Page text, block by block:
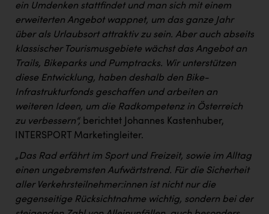
ein Umdenken stattfindet und man sich mit einem
erweiterten Angebot wappnet, um das ganze Jahr
über als Urlaubsort attraktiv zu sein. Aber auch abseits
klassischer Tourismusgebiete wächst das Angebot an
Trails, Bikeparks und Pumptracks. Wir unterstützen
diese Entwicklung, haben deshalb den Bike-
Infrastrukturfonds geschaffen und arbeiten an
weiteren Ideen, um die Radkompetenz in Österreich
zu verbessern“, berichtet Johannes Kastenhuber,
INTERSPORT Marketingleiter.
„Das Rad erfährt im Sport und Freizeit, sowie im Alltag
einen ungebremsten Aufwärtstrend. Für die Sicherheit
aller Verkehrsteilnehmer:innen ist nicht nur die
gegenseitige Rücksichtnahme wichtig, sondern bei der